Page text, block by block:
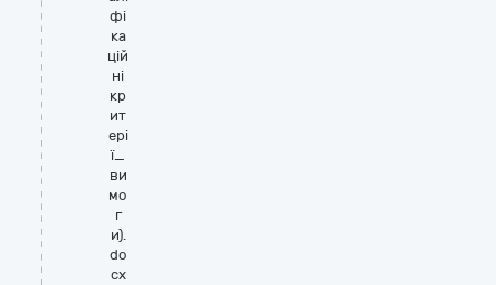
фі
ка
цій
ні
кр
ит
ері
ї_
ви
мо
г
и).
do
cx